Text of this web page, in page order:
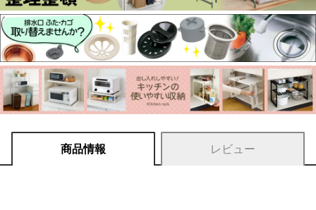
商品情報 レビュー